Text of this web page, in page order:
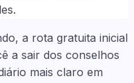
a rota gratuita inicial
a sair dos conselhos
mais claro em